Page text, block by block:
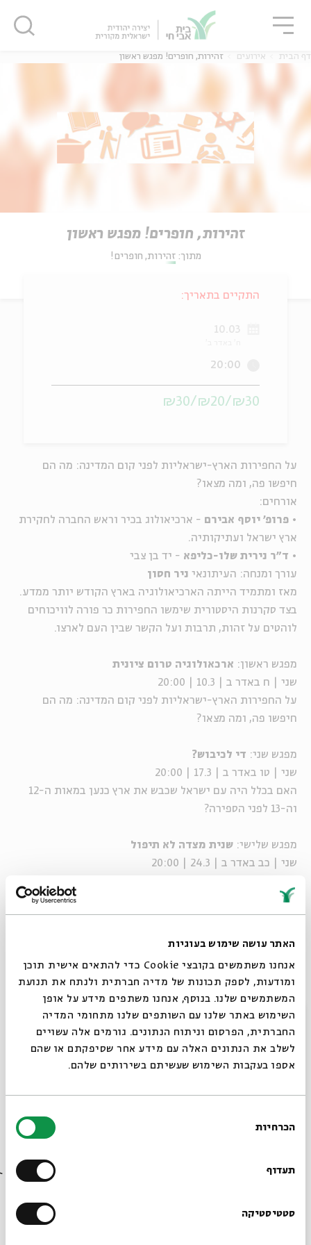
האתר עושה שימוש בעוגיות
אנחנו משתמשים בקובצי Cookie כדי להתאים אישית תוכן
ומודעות, לספק תכונות של מדיה חברתית ולנתח את תנועת
המשתמשים שלנו. בנוסף, אנחנו משתפים מידע על אופן
השימוש באתר שלנו עם השותפים שלנו מתחומי המדיה
החברתית, הפרסום וניתוח הנתונים. גורמים אלה עשויים
לשלב את הנתונים האלה עם מידע אחר שסיפקתם או שהם
אספו בעקבות השימוש שעשיתם בשירותים שלהם.
הסכמה
הכרחיות
תעדוף
סטטיסטיקה
דף הבית אירועים זהירות, חופרים! מפגש ראשון
זהירות, חופרים! מפגש ראשון
מתוך: זהירות, חופרים!
על החפירות הארץ-ישראליות לפני קום המדינה: מה הם
חיפשו פה, ומה מצאו?
אורחים:
• פרופ' יוסף אבירם - ארכיאולוג בכיר וראש החברה לחקירת
ארץ ישראל ועתיקותיה.
• ד"ר נירית שלו-כליפא - יד בן צבי
עורך ומנחה: העיתונאי ניר חסון
מאז ומתמיד הייתה הארכיאולוגיה בארץ הקודש יותר ממדע.
בצד סקרנות היסטורית שימשו החפירות כר פורה לוויכוחים
לוהטים על זהות, תרבות ועל הקשר שבין העם לארצו.
מפגש ראשון: ארכאולוגיה טרום ציונית
שני | ח באדר ב | 10.3 | 20:00
על החפירות הארץ-ישראליות לפני קום המדינה: מה הם
חיפשו פה, ומה מצאו?
מפגש שני: די לכיבוש?
שני | טו באדר ב | 17.3 | 20:00
האם בכלל היה עם ישראל שכבש את ארץ כנען במאות ה-12
וה-13 לפני הספירה?
מפגש שלישי: שנית מצדה לא תיפול
שני | כב באדר ב | 24.3 | 20:00
לקיום המדינה: על מצדה, על המגילות הגנוזות ועל
הישראליוּת.
שני | כט באדר ב | 31.3 | 20:00
על הוויכוח הסוער סביב קיומה של ממלכת דוד ושלמה: האם
מפגש חמישי:חפירה ירושלמית
שני | ז בניסן | 7.4 | 20:00
בעולם?
הרשמה לאירועים דומים
התקיים בתאריך:
10.03
20:00
₪30/₪20/₪30
סגור
סגור